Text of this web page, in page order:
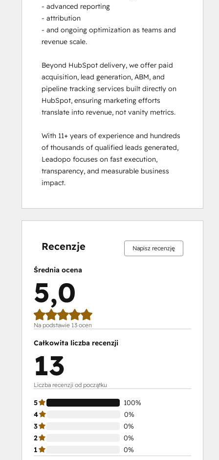
- advanced reporting
- attribution
- and ongoing optimization as teams and
revenue scale.
Beyond HubSpot delivery, we offer paid
acquisition, lead generation, ABM, and
pipeline tracking services built directly on
HubSpot, ensuring marketing efforts
translate into revenue, not vanity metrics.
With 11+ years of experience and hundreds
of thousands of qualified leads generated,
Leadopo focuses on fast execution,
transparency, and measurable business
impact.
Recenzje Napisz recenzję
Średnia ocena
5,0
Na podstawie 13 ocen
Całkowita liczba recenzji
13
Liczba recenzji od początku
5
100%
4
0%
3
0%
2
0%
1
0%